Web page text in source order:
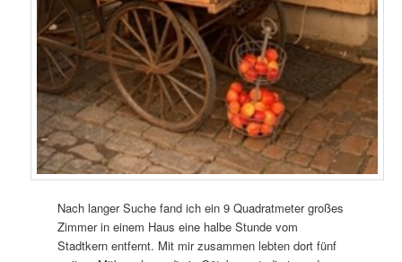
Nach langer Suche fand ich ein 9 Quadratmeter großes
Zimmer in einem Haus eine halbe Stunde vom
Stadtkern entfernt. Mit mir zusammen lebten dort fünf